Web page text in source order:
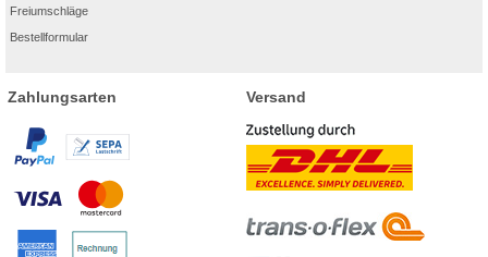
Freiumschläge
Bestellformular
Zahlungsarten Versand